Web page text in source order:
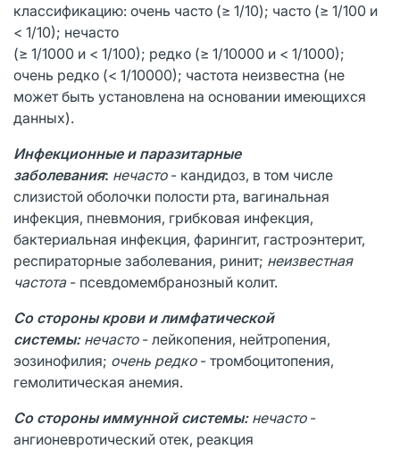
классификацию: очень часто (≥ 1/10); часто (≥ 1/100 и
< 1/10); нечасто
(≥ 1/1000 и < 1/100); редко (≥ 1/10000 и < 1/1000);
очень редко (< 1/10000); частота неизвестна (не
может быть установлена на основании имеющихся
данных).
Инфекционные и паразитарные
заболевания: нечасто- кандидоз, в том числе
слизистой оболочки полости рта, вагинальная
инфекция, пневмония, грибковая инфекция,
бактериальная инфекция, фарингит, гастроэнтерит,
респираторные заболевания, ринит; неизвестная
частота- псевдомембранозный колит.
Со стороны крови и лимфатической
системы: нечасто- лейкопения, нейтропения,
эозинофилия; очень редко- тромбоцитопения,
гемолитическая анемия.
Со стороны иммунной системы:нечасто-
ангионевротический отек, реакция